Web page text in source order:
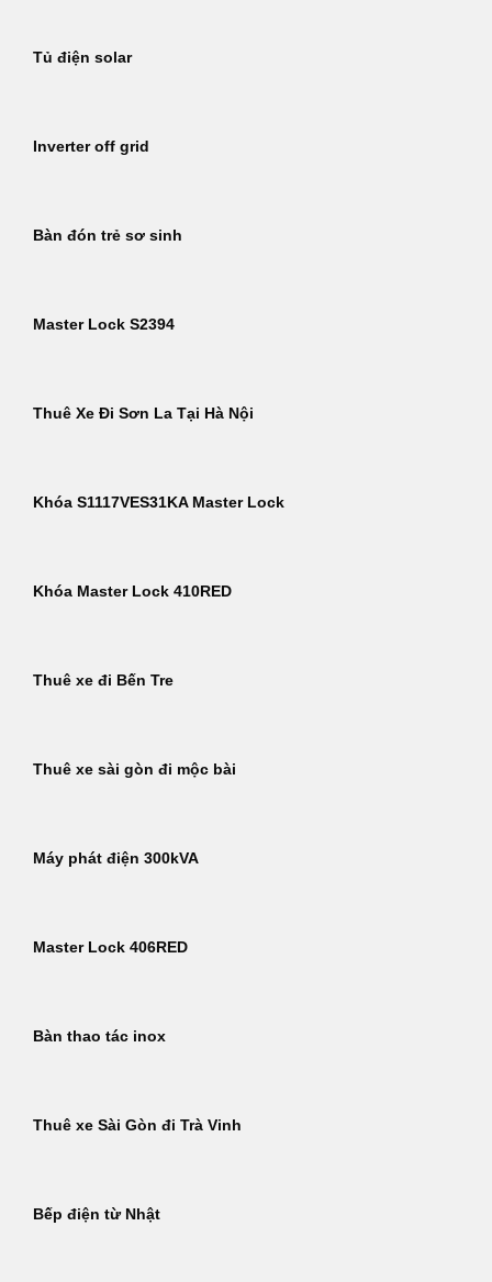
Tủ điện solar
Inverter off grid
Bàn đón trẻ sơ sinh
Master Lock S2394
Thuê Xe Đi Sơn La Tại Hà Nội
Khóa S1117VES31KA Master Lock
Khóa Master Lock 410RED
Thuê xe đi Bến Tre
Thuê xe sài gòn đi mộc bài
Máy phát điện 300kVA
Master Lock 406RED
Bàn thao tác inox
Thuê xe Sài Gòn đi Trà Vinh
Bếp điện từ Nhật